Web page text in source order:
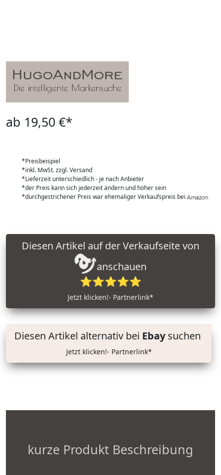
ab 19,50 €*
*Preisbeispiel
*inkl. MwSt. zzgl. Versand
*Lieferzeit unterschiedlich - je nach Anbieter
*der Preis kann sich jederzeit ändern und höher sein
*durchgestrichener Preis war ehemaliger Verkaufspreis bei
anschauen
⭐⭐⭐⭐⭐
Jetzt klicken!- Partnerlink*
Diesen Artikel alternativ bei Ebaysuchen
Jetzt klicken!- Partnerlink*
kurze Produkt Beschreibung